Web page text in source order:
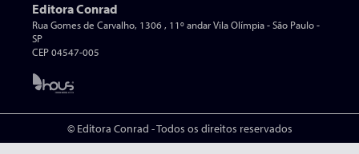
Editora Conrad
Rua Gomes de Carvalho, 1306 , 11º andar Vila Olímpia - São Paulo -
SP
CEP 04547-005
© Editora Conrad - Todos os direitos reservados